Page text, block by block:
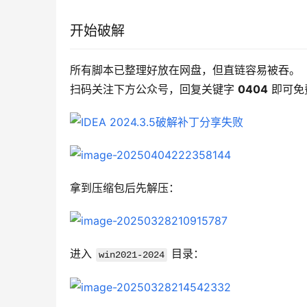
开始破解
所有脚本已整理好放在网盘，但直链容易被吞。
扫码关注下方公众号，回复关键字 0404 即可免
拿到压缩包后先解压：
进入 win2021-2024 目录：